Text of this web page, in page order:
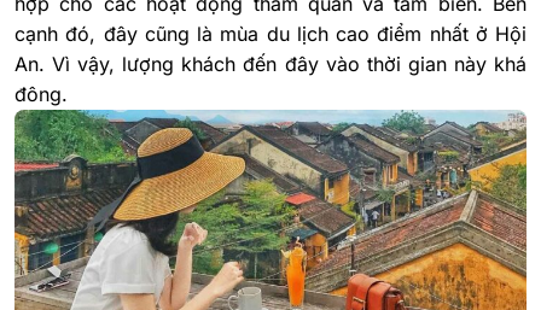
cạnh đó, đây cũng là mùa du lịch cao điểm nhất ở Hội
An. Vì vậy, lượng khách đến đây vào thời gian này khá
đông.